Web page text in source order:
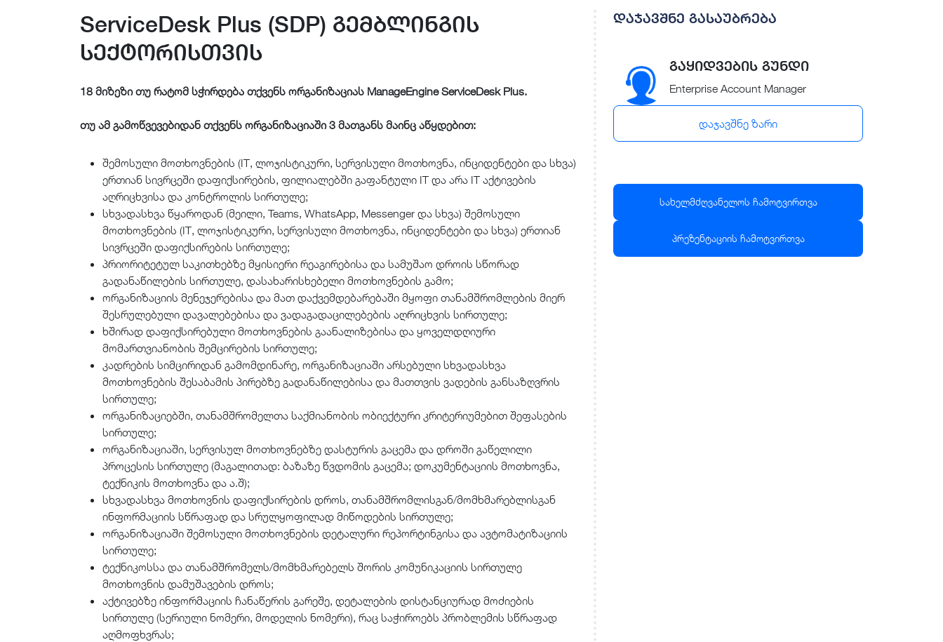
ServiceDesk Plus (SDP) გემბლინგის
სექტორისთვის
18 მიზეზი თუ რატომ სჭირდება თქვენს ორგანიზაციას ManageEngine ServiceDesk Plus.
თუ ამ გამოწვევებიდან თქვენს ორგანიზაციაში 3 მათგანს მაინც აწყდებით:
შემოსული მოთხოვნების (IT, ლოჯისტიკური, სერვისული მოთხოვნა, ინციდენტები და სხვა)
ერთიან სივრცეში დაფიქსირების, ფილიალებში გაფანტული IT და არა IT აქტივების
აღრიცხვისა და კონტროლის სირთულე;
სხვადასხვა წყაროდან (მეილი, Teams, WhatsApp, Messenger და სხვა) შემოსული
მოთხოვნების (IT, ლოჯისტიკური, სერვისული მოთხოვნა, ინციდენტები და სხვა) ერთიან
სივრცეში დაფიქსირების სირთულე;
პრიორიტეტულ საკითხებზე მყისიერი რეაგირებისა და სამუშაო დროის სწორად
გადანაწილების სირთულე, დასახარისხებელი მოთხოვნების გამო;
ორგანიზაციის მენეჯერებისა და მათ დაქვემდებარებაში მყოფი თანამშრომლების მიერ
შესრულებული დავალებებისა და ვადაგადაცილებების აღრიცხვის სირთულე;
ხშირად დაფიქსირებული მოთხოვნების გაანალიზებისა და ყოველდღიური
მომართვიანობის შემცირების სირთულე;
კადრების სიმცირიდან გამომდინარე, ორგანიზაციაში არსებული სხვადასხვა
მოთხოვნების შესაბამის პირებზე გადანაწილებისა და მათთვის ვადების განსაზღვრის
სირთულე;
ორგანიზაციებში, თანამშრომელთა საქმიანობის ობიექტური კრიტერიუმებით შეფასების
სირთულე;
ორგანიზაციაში, სერვისულ მოთხოვნებზე დასტურის გაცემა და დროში გაწელილი
პროცესის სირთულე (მაგალითად: ბაზაზე წვდომის გაცემა; დოკუმენტაციის მოთხოვნა,
ტექნიკის მოთხოვნა და ა.შ);
სხვადასხვა მოთხოვნის დაფიქსირების დროს, თანამშრომლისგან/მომხმარებლისგან
ინფორმაციის სწრაფად და სრულყოფილად მიწოდების სირთულე;
ორგანიზაციაში შემოსული მოთხოვნების დეტალური რეპორტინგისა და ავტომატიზაციის
სირთულე;
ტექნიკოსსა და თანამშრომელს/მომხმარებელს შორის კომუნიკაციის სირთულე
მოთხოვნის დამუშავების დროს;
აქტივებზე ინფორმაციის ჩანაწერის გარეშე, დეტალების დისტანციურად მოძიების
სირთულე (სერიული ნომერი, მოდელის ნომერი), რაც საჭიროებს პრობლემის სწრაფად
აღმოფხვრას;
დაჯავშნე გასაუბრება
გაყიდვების გუნდი
Enterprise Account Manager
დაჯავშნე ზარი
სახელმძღვანელოს ჩამოტვირთვა
პრეზენტაციის ჩამოტვირთვა